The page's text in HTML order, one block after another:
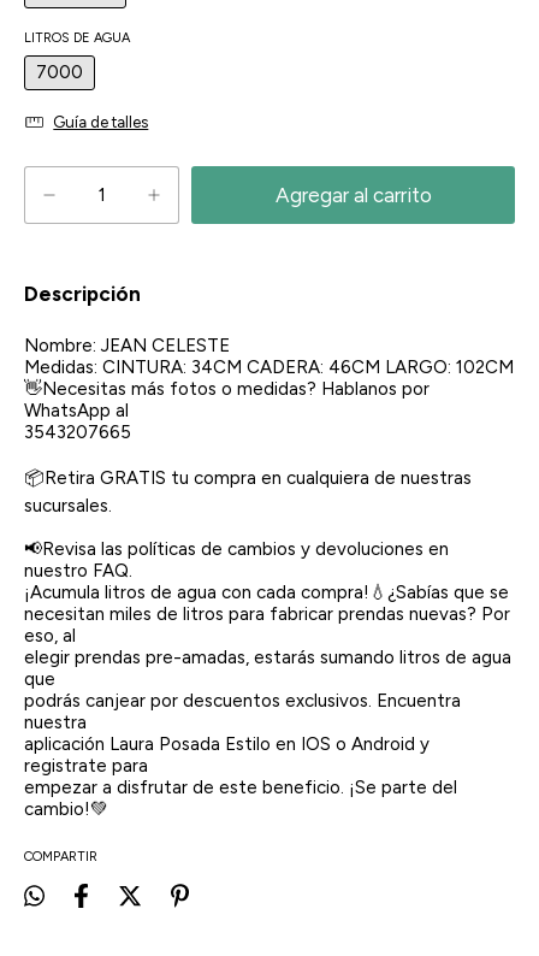
LITROS DE AGUA
7000
Guía de talles
Descripción
Nombre: JEAN CELESTE
Medidas: CINTURA: 34CM CADERA: 46CM LARGO: 102CM
👋Necesitas más fotos o medidas? Hablanos por
WhatsApp al
3543207665
📦Retira GRATIS tu compra en cualquiera de nuestras
sucursales.
📢Revisa las políticas de cambios y devoluciones en
nuestro FAQ.
¡Acumula litros de agua con cada compra!💧¿Sabías que se
necesitan miles de litros para fabricar prendas nuevas? Por
eso, al
elegir prendas pre-amadas, estarás sumando litros de agua
que
podrás canjear por descuentos exclusivos. Encuentra
nuestra
aplicación Laura Posada Estilo en IOS o Android y
registrate para
empezar a disfrutar de este beneficio. ¡Se parte del
cambio!💚
COMPARTIR